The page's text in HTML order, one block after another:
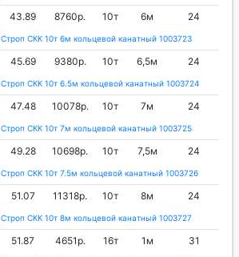
43.89 8760р. 10т 6м 24
Строп СКК 10т 6м кольцевой канатный 1003723
45.69 9380р. 10т 6,5м 24
Строп СКК 10т 6.5м кольцевой канатный 1003724
47.48 10078р. 10т 7м 24
Строп СКК 10т 7м кольцевой канатный 1003725
49.28 10698р. 10т 7,5м 24
Строп СКК 10т 7.5м кольцевой канатный 1003726
51.07 11318р. 10т 8м 24
Строп СКК 10т 8м кольцевой канатный 1003727
51.87 4651р. 16т 1м 31